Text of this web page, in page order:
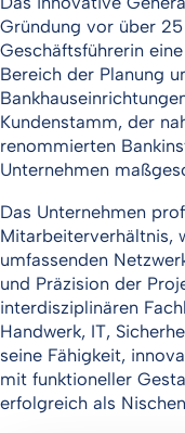
Gründung vor über
Geschäftsführerin
Bereich der Planung
Kundenstamm, der
renommierten
Unternehmen
Das Unternehmen
Mitarbeiterverhältnis,
umfassenden
und Präzision der
interdisziplinären
Handwerk, IT,
seine Fähigkeit,
mit funktioneller
erfolgreich als